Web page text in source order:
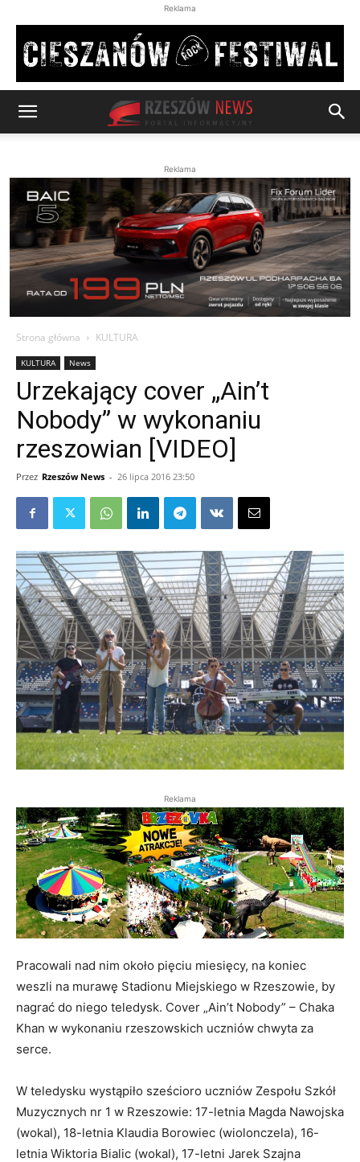
Reklama
Reklama
Strona główna KULTURA
KULTURA News
Urzekający cover „Ain’t
Nobody” w wykonaniu
rzeszowian [VIDEO]
Przez Rzeszów News - 26 lipca 2016 23:50
Reklama
Pracowali nad nim około pięciu miesięcy, na koniec
weszli na murawę Stadionu Miejskiego w Rzeszowie, by
nagrać do niego teledysk. Cover „Ain’t Nobody” – Chaka
Khan w wykonaniu rzeszowskich uczniów chwyta za
serce.
W teledysku wystąpiło sześcioro uczniów Zespołu Szkół
Muzycznych nr 1 w Rzeszowie: 17-letnia Magda Nawojska
(wokal), 18-letnia Klaudia Borowiec (wiolonczela), 16-
letnia Wiktoria Bialic (wokal), 17-letni Jarek Szajna